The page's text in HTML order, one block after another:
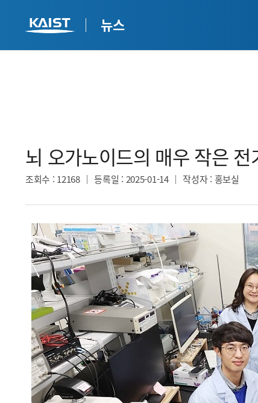
뉴스
뇌 오가노이드의 매우 작은
조회수 : 12168 등록일 : 2025-01-14 작성자: 홍보실